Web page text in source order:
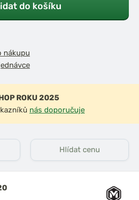
Big
do košíku
nákupu
ROKU 2025
nás doporučuje
Hlídat cenu